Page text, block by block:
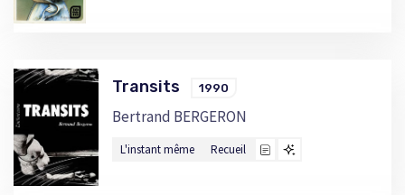
Transits 1990
Bertrand BERGERON
L'instant même Recueil